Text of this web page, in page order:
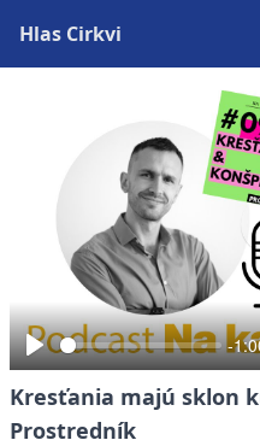
Hlas Cirkvi
Play
-
Kresťania majú sklon
Prostredník